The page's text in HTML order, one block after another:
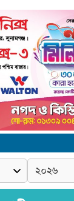
এম আহমেদ:
আর
l’AI in
e Rapide
শিক্ষা
সিনিয়র